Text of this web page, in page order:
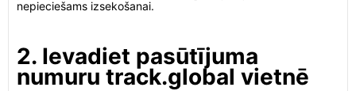
nepieciešams izsekošanai.
2. Ievadiet pasūtījuma
numuru track.global vietnē